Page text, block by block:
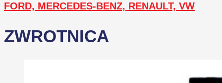
FORD, MERCEDES-BENZ, RENAULT, VW
ZWROTNICA